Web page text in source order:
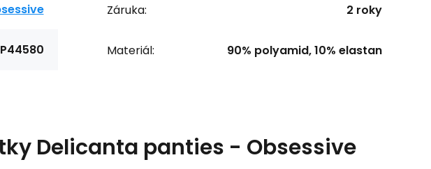
Záruka: 2 roky
Materiál: 90% polyamid, 10% elastan
Delicanta panties - Obsessive